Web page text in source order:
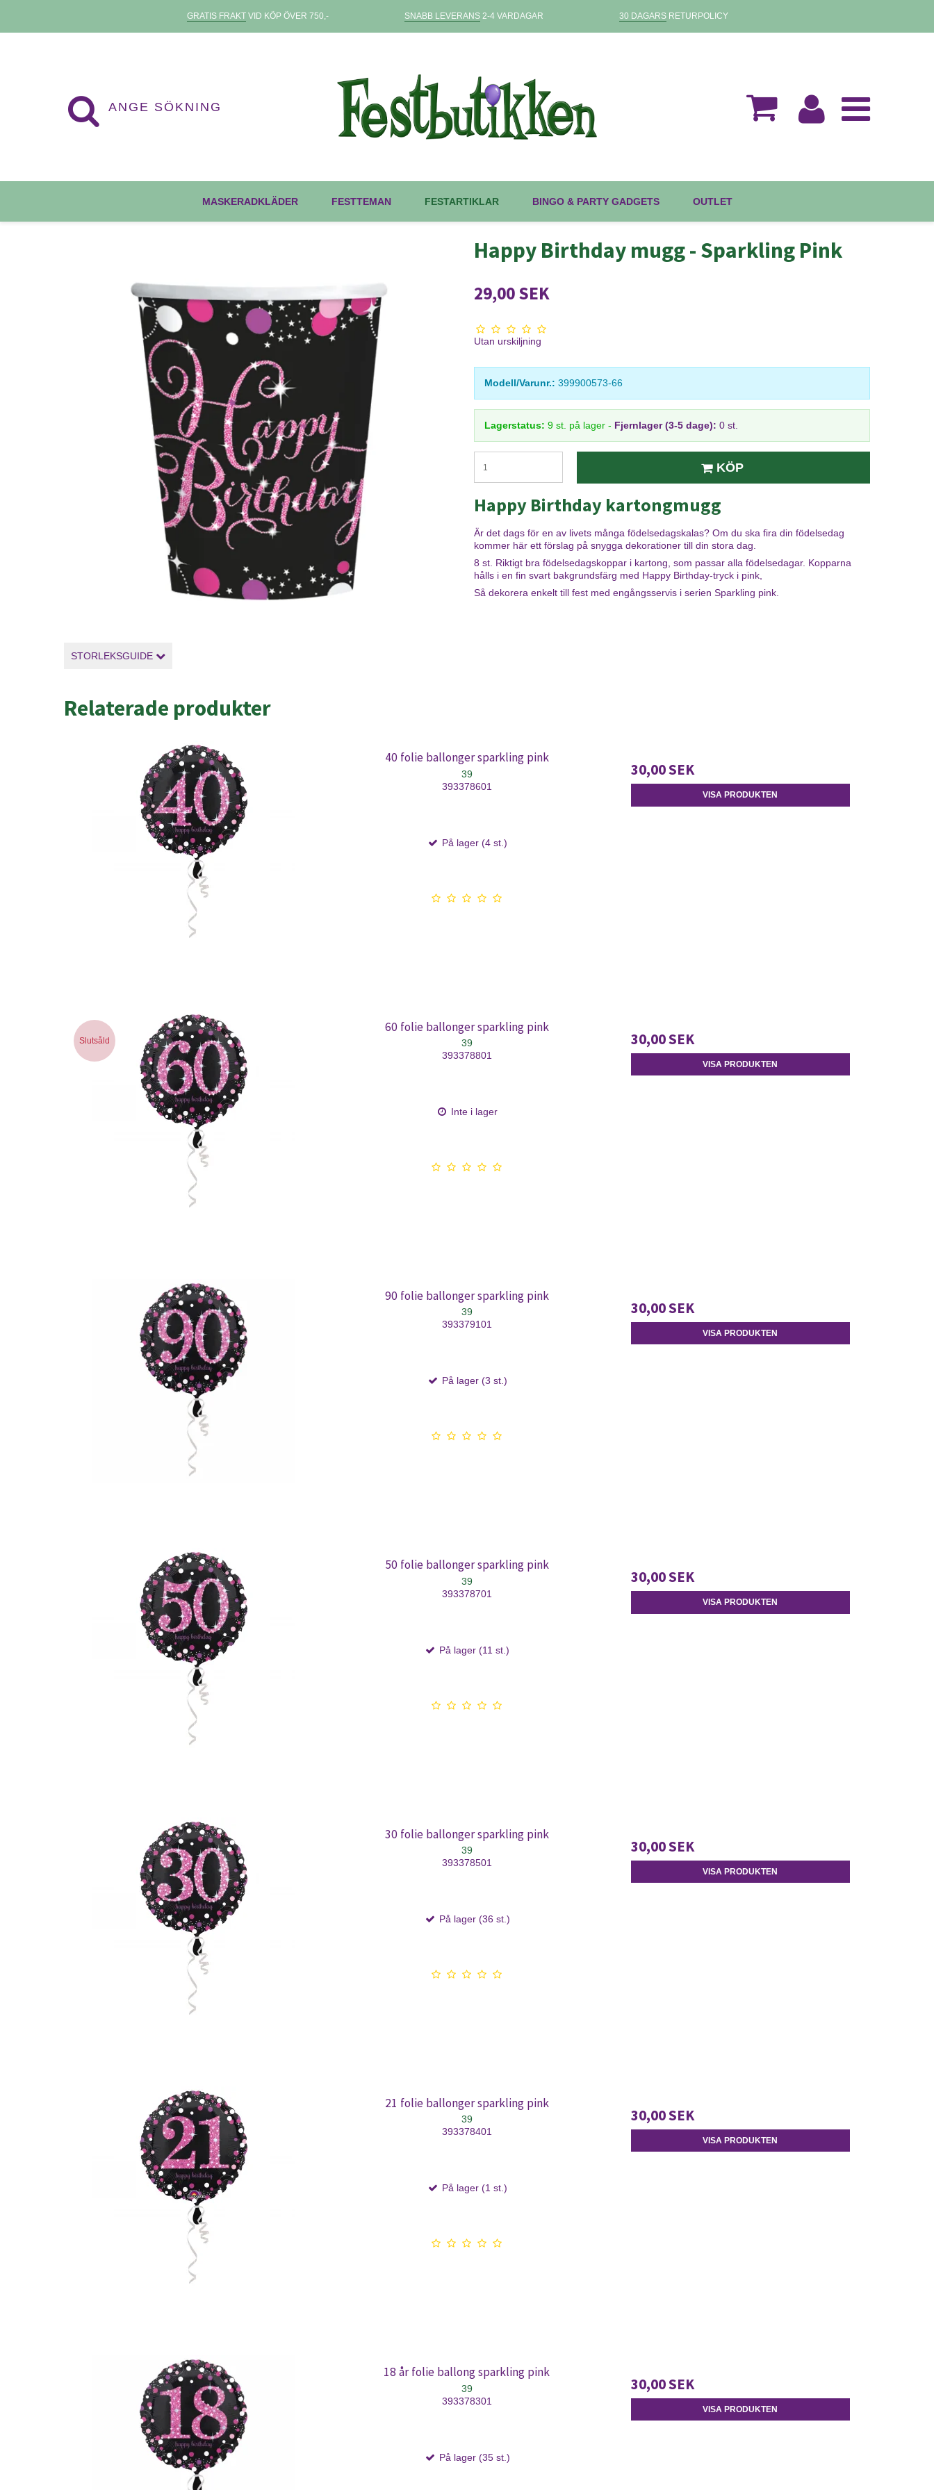
GRATIS FRAKTVID KÖP ÖVER 750,- SNABB LEVERANS2-4 VARDAGAR 30 DAGARSRETURPOLICY
MASKERADKLÄDER FESTTEMAN FESTARTIKLAR BINGO & PARTY GADGETS OUTLET
STORLEKSGUIDE
Happy Birthday mugg - Sparkling Pink
29,00 SEK
Utan urskiljning
Modell/Varunr.: 399900573-66
Lagerstatus: 9 st. på lager - Fjernlager (3-5 dage): 0 st.
KÖP
Happy Birthday kartongmugg
Är det dags för en av livets många födelsedagskalas? Om du ska fira din födelsedag
kommer här ett förslag på snygga dekorationer till din stora dag.
8 st. Riktigt bra födelsedagskoppar i kartong, som passar alla födelsedagar. Kopparna
hålls i en fin svart bakgrundsfärg med Happy Birthday-tryck i pink,
Så dekorera enkelt till fest med engångsservis i serien Sparkling pink.
Relaterade produkter
40 folie ballonger sparkling pink
39
393378601
På lager (4 st.)
30,00 SEK
VISA PRODUKTEN
Slutsåld
60 folie ballonger sparkling pink
39
393378801
Inte i lager
30,00 SEK
VISA PRODUKTEN
90 folie ballonger sparkling pink
39
393379101
På lager (3 st.)
30,00 SEK
VISA PRODUKTEN
50 folie ballonger sparkling pink
39
393378701
På lager (11 st.)
30,00 SEK
VISA PRODUKTEN
30 folie ballonger sparkling pink
39
393378501
På lager (36 st.)
30,00 SEK
VISA PRODUKTEN
21 folie ballonger sparkling pink
39
393378401
På lager (1 st.)
30,00 SEK
VISA PRODUKTEN
18 år folie ballong sparkling pink
39
393378301
På lager (35 st.)
30,00 SEK
VISA PRODUKTEN